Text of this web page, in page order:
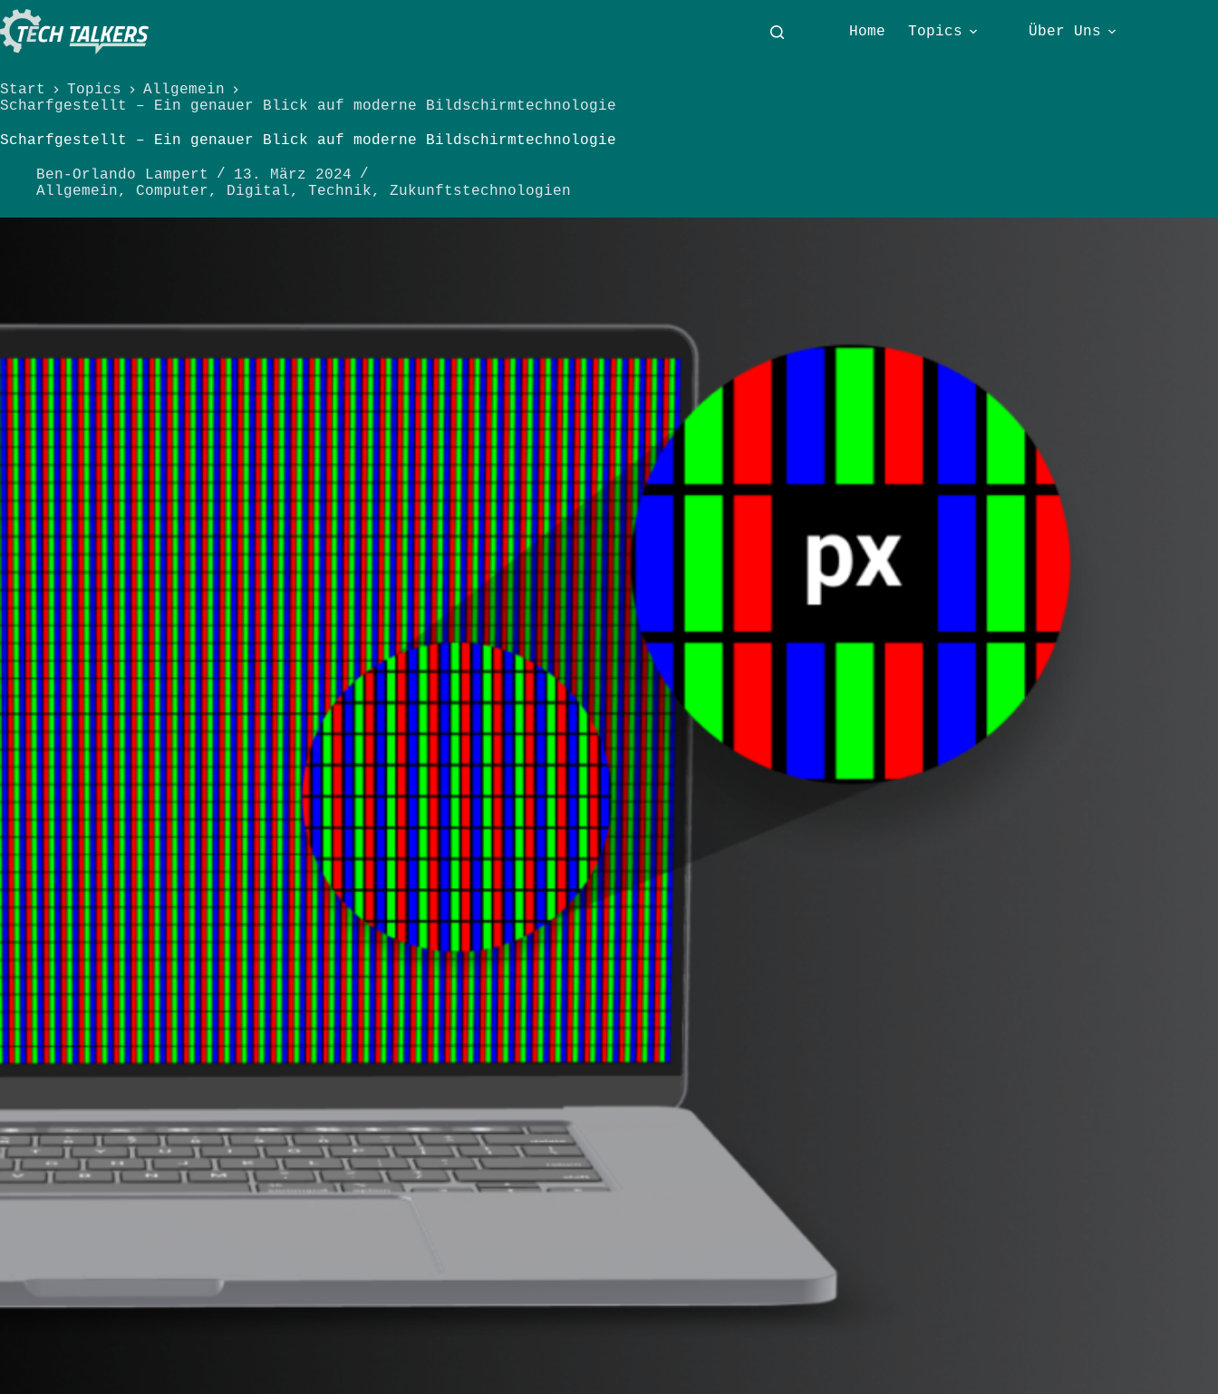
Zum
Inhalt
springen
Home Topics Über Uns
Start Topics
Allgemein
Scharfgestellt – Ein genauer Blick auf moderne Bildschirmtechnologie
Scharfgestellt – Ein genauer Blick auf moderne Bildschirmtechnologie
Ben-Orlando Lampert
13. März 2024
Allgemein, Computer, Digital, Technik, Zukunftstechnologien